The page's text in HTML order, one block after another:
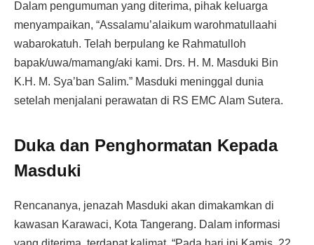
Dalam pengumuman yang diterima, pihak keluarga
menyampaikan, “Assalamu’alaikum warohmatullaahi
wabarokatuh. Telah berpulang ke Rahmatulloh
bapak/uwa/mamang/aki kami. Drs. H. M. Masduki Bin
K.H. M. Sya’ban Salim.” Masduki meninggal dunia
setelah menjalani perawatan di RS EMC Alam Sutera.
Duka dan Penghormatan Kepada
Masduki
Rencananya, jenazah Masduki akan dimakamkan di
kawasan Karawaci, Kota Tangerang. Dalam informasi